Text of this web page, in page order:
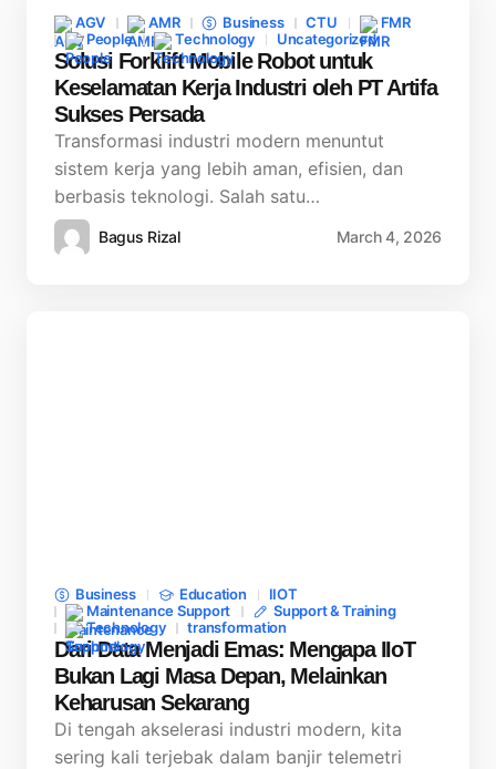
AGV AMR Business CTU
FMR
People
Technology Uncategorized
Solusi Forklift Mobile Robot untuk
Keselamatan Kerja Industri oleh PT Artifa
Sukses Persada
Transformasi industri modern menuntut
sistem kerja yang lebih aman, efisien, dan
berbasis teknologi. Salah satu…
Bagus Rizal March 4, 2026
Business Education
IIOT
Maintenance Support
Support & Training
Technology
transformation
Dari Data Menjadi Emas: Mengapa IIoT
Bukan Lagi Masa Depan, Melainkan
Keharusan Sekarang
Di tengah akselerasi industri modern, kita
sering kali terjebak dalam banjir telemetri